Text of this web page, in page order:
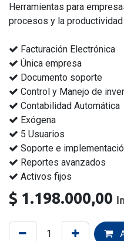
Herramientas para
procesos y la
Facturación Electrónica
Única empresa
Documento soporte
Control y Manejo de
Contabilidad Automática
Exógena
5 Usuarios
Soporte e
Reportes avanzados
Activos fijos
$ 1.198.000,00